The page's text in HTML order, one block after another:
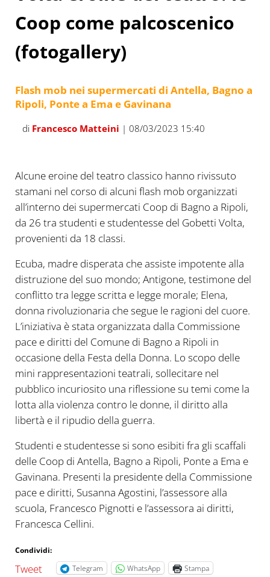
Coop come palcoscenico
(fotogallery)
Flash mob nei supermercati di Antella, Bagno a
Ripoli, Ponte a Ema e Gavinana
di Francesco Matteini | 08/03/2023 15:40
Alcune eroine del teatro classico hanno rivissuto
stamani nel corso di alcuni flash mob organizzati
all’interno dei supermercati Coop di Bagno a Ripoli,
da 26 tra studenti e studentesse del Gobetti Volta,
provenienti da 18 classi.
Ecuba, madre disperata che assiste impotente alla
distruzione del suo mondo; Antigone, testimone del
conflitto tra legge scritta e legge morale; Elena,
donna rivoluzionaria che segue le ragioni del cuore.
L’iniziativa è stata organizzata dalla Commissione
pace e diritti del Comune di Bagno a Ripoli in
occasione della Festa della Donna. Lo scopo delle
mini rappresentazioni teatrali, sollecitare nel
pubblico incuriosito una riflessione su temi come la
lotta alla violenza contro le donne, il diritto alla
libertà e il ripudio della guerra.
Studenti e studentesse si sono esibiti fra gli scaffali
delle Coop di Antella, Bagno a Ripoli, Ponte a Ema e
Gavinana. Presenti la presidente della Commissione
pace e diritti, Susanna Agostini, l’assessore alla
scuola, Francesco Pignotti e l’assessora ai diritti,
Francesca Cellini.
Condividi:
Tweet Telegram WhatsApp Stampa